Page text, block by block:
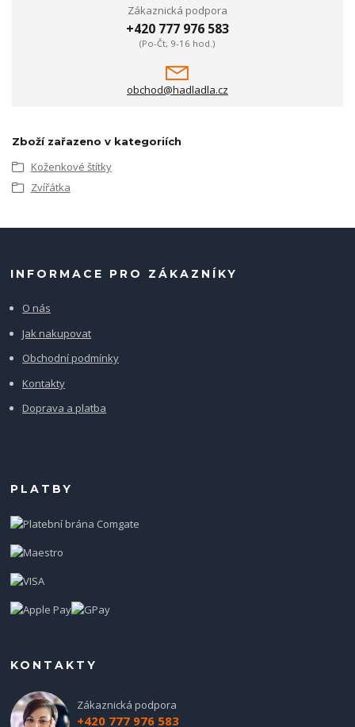
Zákaznická podpora
+420 777 976 583
(Po-Čt, 9-16 hod.)
obchod@hadladla.cz
Zboží zařazeno v kategoriích
Koženkové štítky
Zvířátka
INFORMACE PRO ZÁKAZNÍKY
O nás
Jak nakupovat
Obchodní podmínky
Kontakty
Doprava a platba
PLATBY
KONTAKTY
Zákaznická podpora
+420 777 976 583